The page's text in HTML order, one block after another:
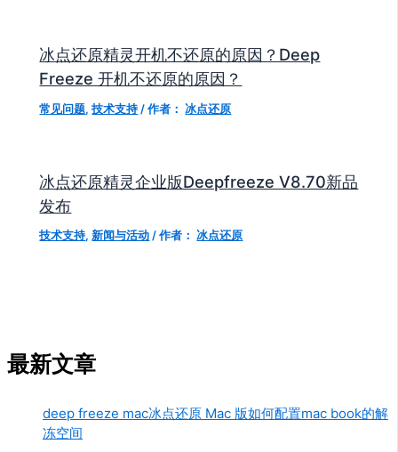
冰点还原精灵开机不还原的原因？Deep
Freeze 开机不还原的原因？
常见问题,技术支持 / 作者： 冰点还原
冰点还原精灵企业版Deepfreeze V8.70新品
发布
技术支持,新闻与活动 / 作者： 冰点还原
最新文章
deep freeze mac冰点还原 Mac 版如何配置mac book的解
冻空间